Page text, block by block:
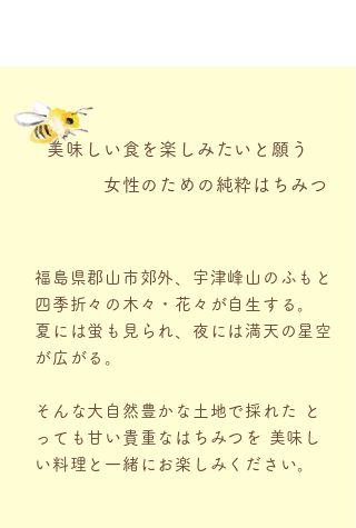
美味しい食を楽しみたいと願う
女性のための純粋はちみつ
福島県郡山市郊外、宇津峰山のふもと
四季折々の木々・花々が自生する。
夏には蛍も見られ、夜には満天の星空
が広がる。
そんな大自然豊かな土地で採れた と
っても甘い貴重なはちみつを 美味し
い料理と一緒にお楽しみください。